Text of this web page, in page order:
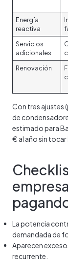
Energía
reactiva
Servicios
adicionales
Renovación
Con tres ajustes
de
estimado para
€ al año sin tocar
La potencia
demandada de
Aparecen
recurrente.